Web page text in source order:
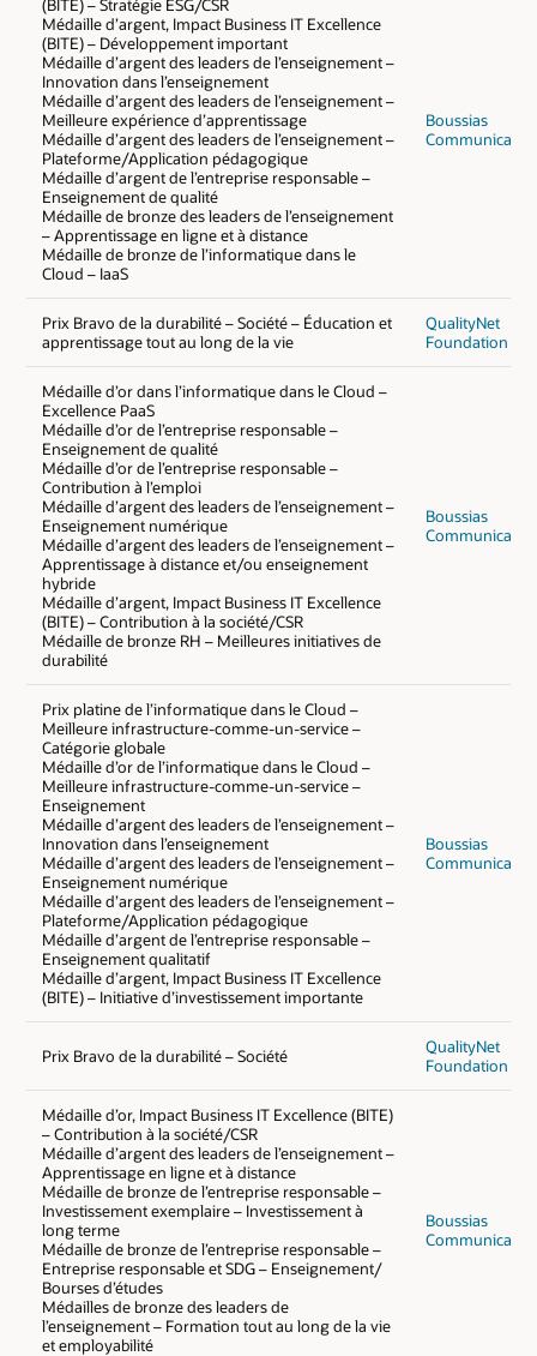
(BITE) – Stratégie ESG/CSR
Médaille d’argent, Impact Business IT Excellence
(BITE) – Développement important
Médaille d’argent des leaders de l’enseignement –
Innovation dans l’enseignement
Médaille d’argent des leaders de l’enseignement –
Meilleure expérience d’apprentissage
Médaille d’argent des leaders de l’enseignement –
Plateforme/Application pédagogique
Médaille d’argent de l’entreprise responsable –
Enseignement de qualité
Médaille de bronze des leaders de l’enseignement
– Apprentissage en ligne et à distance
Médaille de bronze de l’informatique dans le
Cloud – IaaS
Boussias
Prix Bravo de la durabilité – Société – Éducation et
apprentissage tout au long de la vie
QualityNet
Foundation
Médaille d’or dans l’informatique dans le Cloud –
Excellence PaaS
Médaille d’or de l’entreprise responsable –
Enseignement de qualité
Médaille d’or de l’entreprise responsable –
Contribution à l’emploi
Médaille d’argent des leaders de l’enseignement –
Enseignement numérique
Médaille d’argent des leaders de l’enseignement –
Apprentissage à distance et/ou enseignement
hybride
Médaille d’argent, Impact Business IT Excellence
(BITE) – Contribution à la société/CSR
Médaille de bronze RH – Meilleures initiatives de
durabilité
Boussias
Prix platine de l’informatique dans le Cloud –
Meilleure infrastructure-comme-un-service –
Catégorie globale
Médaille d’or de l’informatique dans le Cloud –
Meilleure infrastructure-comme-un-service –
Enseignement
Médaille d’argent des leaders de l’enseignement –
Innovation dans l’enseignement
Médaille d’argent des leaders de l’enseignement –
Enseignement numérique
Médaille d’argent des leaders de l’enseignement –
Plateforme/Application pédagogique
Médaille d’argent de l’entreprise responsable –
Enseignement qualitatif
Médaille d’argent, Impact Business IT Excellence
(BITE) – Initiative d’investissement importante
Boussias
Prix Bravo de la durabilité – Société
QualityNet
Foundation
Médaille d’or, Impact Business IT Excellence (BITE)
– Contribution à la société/CSR
Médaille d’argent des leaders de l’enseignement –
Apprentissage en ligne et à distance
Médaille de bronze de l’entreprise responsable –
Investissement exemplaire – Investissement à
long terme
Médaille de bronze de l’entreprise responsable –
Entreprise responsable et SDG – Enseignement/
Bourses d’études
Médailles de bronze des leaders de
l’enseignement – Formation tout au long de la vie
et employabilité
Boussias